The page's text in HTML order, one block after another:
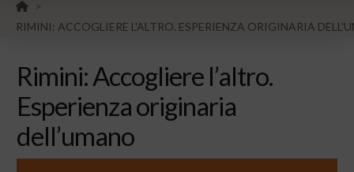
HOME
>
RIMINI: ACCOGLIERE L'ALTRO. ESPERIENZA ORIGINARIA
Rimini: Accogliere l’altro.
Esperienza originaria
dell’umano